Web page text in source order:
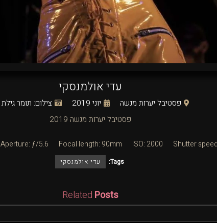
עדי אולמנסקי
פסטיבל יערות מנשה יוני 2019
צילום: תומר גילת
פסטיבל יערות מנשה 2019
Aperture: ƒ/5.6 Focal length: 90mm ISO: 2000 Shutter
Tags: עדי אולמנסקי
Related Posts